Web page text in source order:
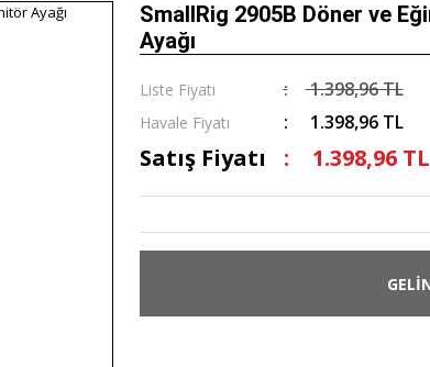
SmallRig 2905B Döner ve
Ayağı
Liste Fiyatı 1.398,96 TL
Havale Fiyatı 1.398,96 TL
Satış Fiyatı 1.398,96 TL